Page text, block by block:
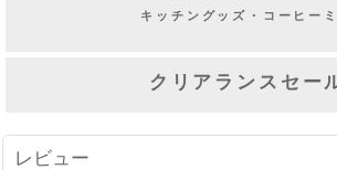
キッチングッズ・コーヒー
クリアランスセー
レビュー